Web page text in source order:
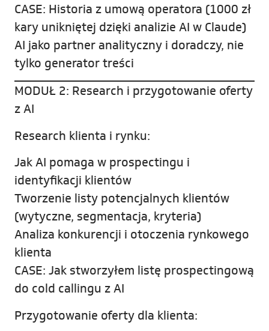
CASE: Historia z umową operatora (1000 zł
kary unikniętej dzięki analizie AI w Claude)
AI jako partner analityczny i doradczy, nie
tylko generator treści
MODUŁ 2: Research i przygotowanie oferty
z AI
Research klienta i rynku:
Jak AI pomaga w prospectingu i
identyfikacji klientów
Tworzenie listy potencjalnych klientów
(wytyczne, segmentacja, kryteria)
Analiza konkurencji i otoczenia rynkowego
klienta
CASE: Jak stworzyłem listę prospectingową
do cold callingu z AI
Przygotowanie oferty dla klienta: